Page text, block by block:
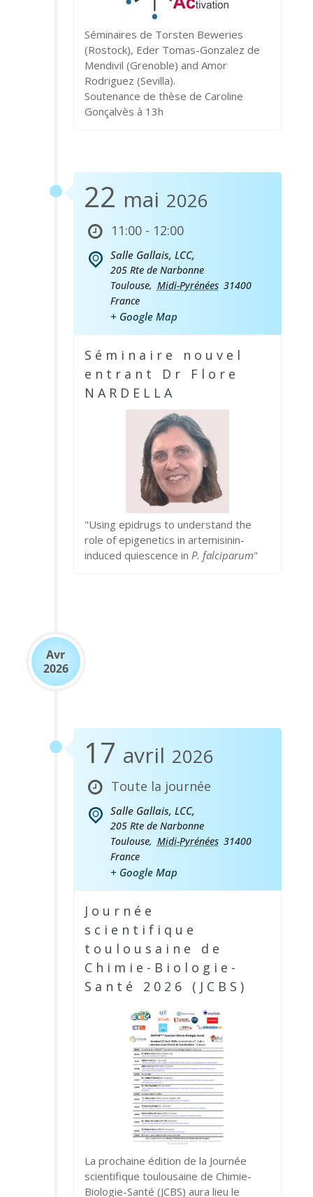
Séminaires de Torsten Beweries
(Rostock), Eder Tomas-Gonzalez de
Mendivil (Grenoble) and Amor
Rodriguez (Sevilla).
Soutenance de thèse de Caroline
Gonçalvès à 13h
22 mai 2026
11:00 - 12:00
Salle Gallais, LCC,
205 Rte de Narbonne
Toulouse, Midi-Pyrénées 31400
France
+ Google Map
Séminaire nouvel
entrant Dr Flore
NARDELLA
"Using epidrugs to understand the
role of epigenetics in artemisinin-
induced quiescence in P. falciparum"
Avr
2026
17 avril 2026
Toute la journée
Salle Gallais, LCC,
205 Rte de Narbonne
Toulouse, Midi-Pyrénées 31400
France
+ Google Map
Journée
scientifique
toulousaine de
Chimie-Biologie-
Santé 2026 (JCBS)
La prochaine édition de la Journée
scientifique toulousaine de Chimie-
Biologie-Santé (JCBS) aura lieu le